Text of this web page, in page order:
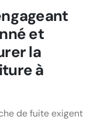
et
la
à
de fuite exigent